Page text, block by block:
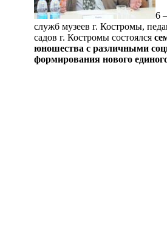
6
служб музеев г. Костромы,
садов г. Костромы состоялся
юношества с различными
формирования нового